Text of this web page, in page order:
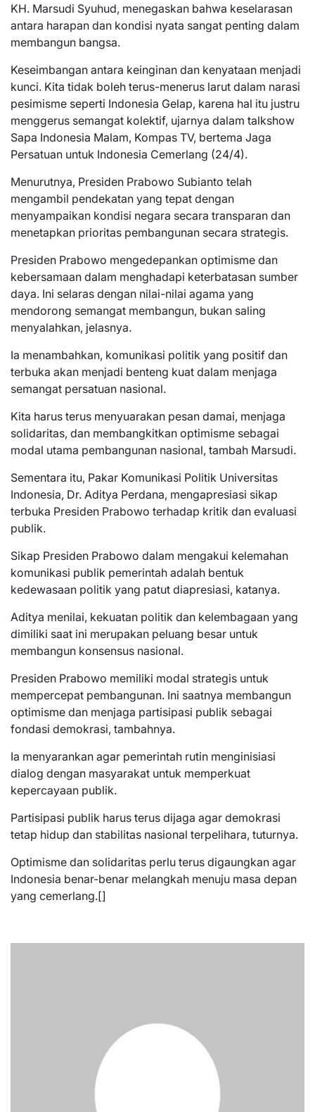
KH. Marsudi Syuhud, menegaskan bahwa keselarasan
antara harapan dan kondisi nyata sangat penting dalam
membangun bangsa.
Keseimbangan antara keinginan dan kenyataan menjadi
kunci. Kita tidak boleh terus-menerus larut dalam narasi
pesimisme seperti Indonesia Gelap, karena hal itu justru
menggerus semangat kolektif, ujarnya dalam talkshow
Sapa Indonesia Malam, Kompas TV, bertema Jaga
Persatuan untuk Indonesia Cemerlang (24/4).
Menurutnya, Presiden Prabowo Subianto telah
mengambil pendekatan yang tepat dengan
menyampaikan kondisi negara secara transparan dan
menetapkan prioritas pembangunan secara strategis.
Presiden Prabowo mengedepankan optimisme dan
kebersamaan dalam menghadapi keterbatasan sumber
daya. Ini selaras dengan nilai-nilai agama yang
mendorong semangat membangun, bukan saling
menyalahkan, jelasnya.
Ia menambahkan, komunikasi politik yang positif dan
terbuka akan menjadi benteng kuat dalam menjaga
semangat persatuan nasional.
Kita harus terus menyuarakan pesan damai, menjaga
solidaritas, dan membangkitkan optimisme sebagai
modal utama pembangunan nasional, tambah Marsudi.
Sementara itu, Pakar Komunikasi Politik Universitas
Indonesia, Dr. Aditya Perdana, mengapresiasi sikap
terbuka Presiden Prabowo terhadap kritik dan evaluasi
publik.
Sikap Presiden Prabowo dalam mengakui kelemahan
komunikasi publik pemerintah adalah bentuk
kedewasaan politik yang patut diapresiasi, katanya.
Aditya menilai, kekuatan politik dan kelembagaan yang
dimiliki saat ini merupakan peluang besar untuk
membangun konsensus nasional.
Presiden Prabowo memiliki modal strategis untuk
mempercepat pembangunan. Ini saatnya membangun
optimisme dan menjaga partisipasi publik sebagai
fondasi demokrasi, tambahnya.
Ia menyarankan agar pemerintah rutin menginisiasi
dialog dengan masyarakat untuk memperkuat
kepercayaan publik.
Partisipasi publik harus terus dijaga agar demokrasi
tetap hidup dan stabilitas nasional terpelihara, tuturnya.
Optimisme dan solidaritas perlu terus digaungkan agar
Indonesia benar-benar melangkah menuju masa depan
yang cemerlang.[]